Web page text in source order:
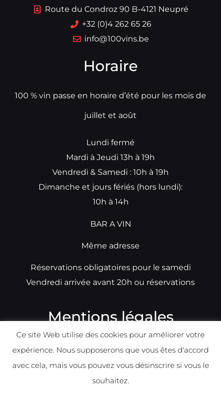
Route du Condroz 90 B-4121 Neupré
+32 (0)4 262 65 26
info@100vins.be
Horaire
100 % vin passe en horaire d’été pour les mois de
juillet et août
Lundi fermé
Mardi à Jeudi 13h à 19h
Vendredi & Samedi : 10h à 19h
Dimanche et jours fériés (hors lundi):
10h à 14h
BAR A VIN
Même adresse
Réservations obligatoires pour le samedi
Vendredi arrivée avant 20h ou réservations
Mentions légales
Ce site Web utilise des cookies pour améliorer votre
expérience. Nous supposerons que vous êtes d'accord
avec cela, mais vous pouvez vous désinscrire si vous le
souhaitez.